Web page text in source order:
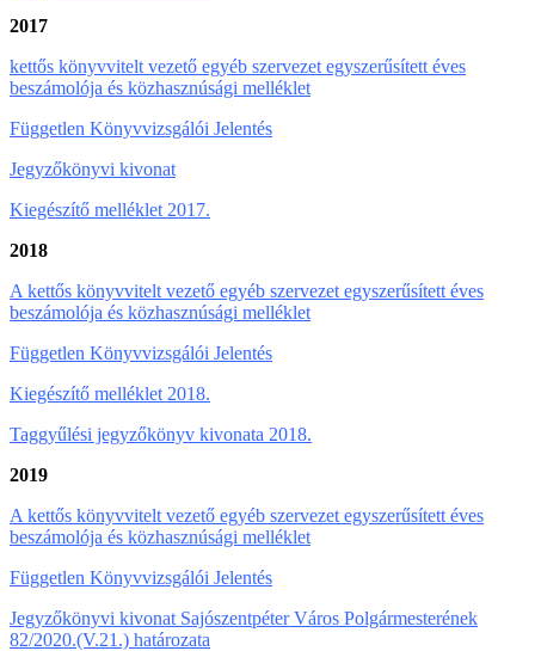
2017
kettős könyvvitelt vezető egyéb szervezet egyszerűsített éves
beszámolója és közhasznúsági melléklet
Független Könyvvizsgálói Jelentés
Jegyzőkönyvi kivonat
Kiegészítő melléklet 2017.
2018
A kettős könyvvitelt vezető egyéb szervezet egyszerűsített éves
beszámolója és közhasznúsági melléklet
Független Könyvvizsgálói Jelentés
Kiegészítő melléklet 2018.
Taggyűlési jegyzőkönyv kivonata 2018.
2019
A kettős könyvvitelt vezető egyéb szervezet egyszerűsített éves
beszámolója és közhasznúsági melléklet
Független Könyvvizsgálói Jelentés
Jegyzőkönyvi kivonat Sajószentpéter Város Polgármesterének
82/2020.(V.21.) határozata